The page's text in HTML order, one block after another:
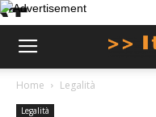
Home Legalità
Legalità